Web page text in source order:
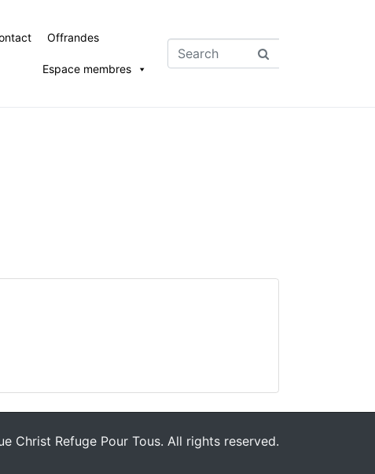
Offrandes
Espace membres
Christ Refuge Pour Tous. All rights reserved.